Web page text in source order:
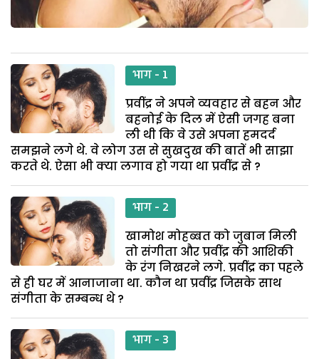
भाग - 1
प्रवींद्र ने अपने व्यवहार से बहन और
बहनोई के दिल में ऐसी जगह बना
ली थी कि वे उसे अपना हमदर्द
समझने लगे थे. वे लोग उस से सुखदुख की बातें भी साझा
करते थे. ऐसा भी क्या लगाव हो गया था प्रवींद्र से ?
भाग - 2
खामोश मोहब्बत को जुबान मिली
तो संगीता और प्रवींद्र की आशिकी
के रंग निखरने लगे. प्रवींद्र का पहले
से ही घर में आनाजाना था. कौन था प्रवींद्र जिसके साथ
संगीता के सम्बन्ध थे ?
भाग - 3